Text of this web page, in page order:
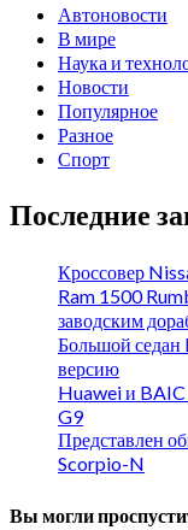
Автоновости
В мире
Наука и
Новости
Популярное
Разное
Спорт
Последние
Кроссовер
Ram 1500
заводским
Большой седан
версию
Huawei и BAIC
G9
Представлен
Scorpio-N
Вы могли